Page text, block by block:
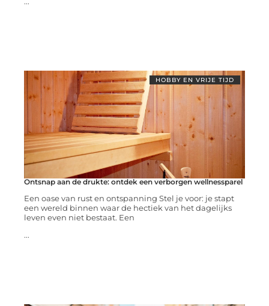
HOBBY EN VRIJE TIJD
Ontsnap aan de drukte: ontdek een verborgen wellnessparel
Een oase van rust en ontspanning Stel je voor: je stapt
een wereld binnen waar de hectiek van het dagelijks
leven even niet bestaat. Een
...